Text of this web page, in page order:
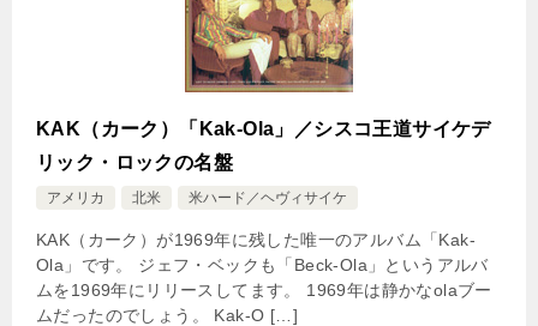
KAK（カーク）「Kak-Ola」／シスコ王道サイケデ
リック・ロックの名盤
アメリカ 北米 米ハード／ヘヴィサイケ
KAK（カーク）が1969年に残した唯一のアルバム「Kak-
Ola」です。 ジェフ・ベックも「Beck-Ola」というアルバ
ムを1969年にリリースしてます。 1969年は静かなolaブー
ムだったのでしょう。 Kak-O […]